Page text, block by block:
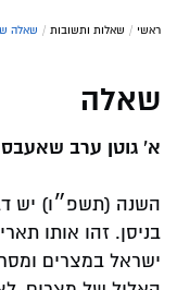
ראשי / שאלות ותשובות / שאלה
שאלה
א' גוטן ערב
השנה (תשפ״ו) יש
בניסן. זהו אותו
ישראל במצרים